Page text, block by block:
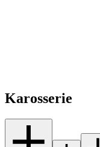
Karosserie